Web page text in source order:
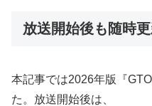
放送開始後も随時
本記事では2026年版『
た。放送開始後は、